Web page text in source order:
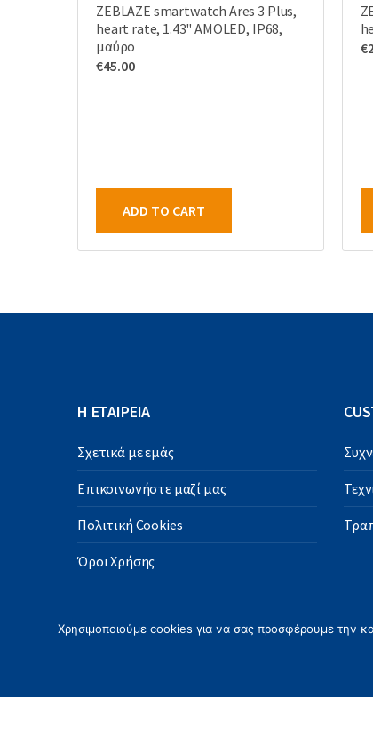
ZEBLAZE smartwatch Ares 3 Plus,
heart rate, 1.43" AMOLED, IP68,
μαύρο
€45.00
ADD TO CART
€
Η ΕΤΑΙΡΕΙΑ
Σχετικά με εμάς
Επικοινωνήστε μαζί μας
Πολιτική Cookies
Όροι Χρήσης
Χρησιμοποιούμε cookies για να σας προσφέρουμε την